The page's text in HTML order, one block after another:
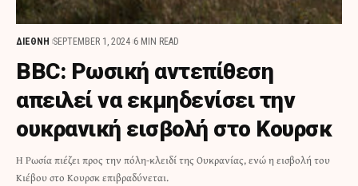
ΔΙΕΘΝΗ SEPTEMBER 1, 2024 6 MIN READ
BBC: Ρωσική αντεπίθεση
απειλεί να εκμηδενίσει την
ουκρανική εισβολή στο Κουρσκ
Η Ρωσία πιέζει προς την πόλη-κλειδί της Ουκρανίας, ενώ η εισβολή του
Κιέβου στο Κουρσκ επιβραδύνεται.